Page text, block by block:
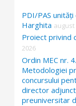
f
o
r
:
PDI/PAS
Harghita august
Proiect privind
2026
Ordin MEC nr.
Metodologiei
concursului
director
preuniversitar